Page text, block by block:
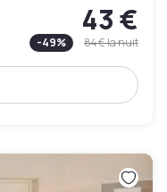
43 €
-49% 84 €la nuit